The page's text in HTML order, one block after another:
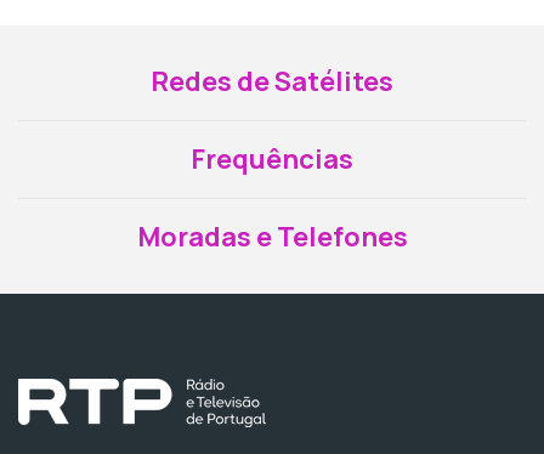
Redes de Satélites
Frequências
Moradas e Telefones